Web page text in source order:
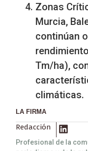
Zonas
Murcia,
continúan
Tm/ha),
climáticas.
LA FIRMA
Redacción
Profesional de la